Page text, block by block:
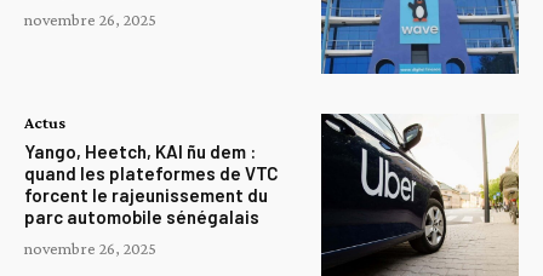
novembre 26, 2025
Actus
Yango, Heetch, KAI ñu dem :
quand les plateformes de VTC
forcent le rajeunissement du
parc automobile sénégalais
novembre 26, 2025